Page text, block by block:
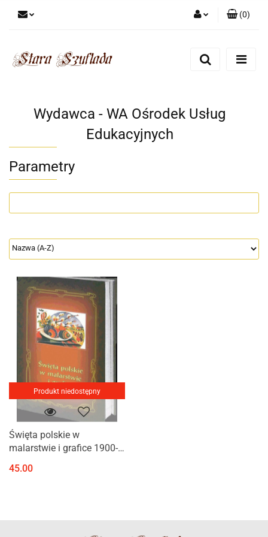
Zarejestruj się
(0)
Wydawca - WA Ośrodek Usług
Edukacyjnych
Parametry
Produkt niedostępny
Święta polskie w
malarstwie i grafice 1900-
45.00